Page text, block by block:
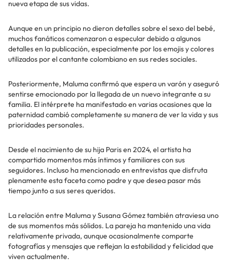
nueva etapa de sus vidas.
Aunque en un principio no dieron detalles sobre el sexo del bebé,
muchos fanáticos comenzaron a especular debido a algunos
detalles en la publicación, especialmente por los emojis y colores
utilizados por el cantante colombiano en sus redes sociales.
Posteriormente, Maluma confirmó que espera un varón y aseguró
sentirse emocionado por la llegada de un nuevo integrante a su
familia. El intérprete ha manifestado en varias ocasiones que la
paternidad cambió completamente su manera de ver la vida y sus
prioridades personales.
Desde el nacimiento de su hija Paris en 2024, el artista ha
compartido momentos más íntimos y familiares con sus
seguidores. Incluso ha mencionado en entrevistas que disfruta
plenamente esta faceta como padre y que desea pasar más
tiempo junto a sus seres queridos.
La relación entre Maluma y Susana Gómez también atraviesa uno
de sus momentos más sólidos. La pareja ha mantenido una vida
relativamente privada, aunque ocasionalmente comparte
fotografías y mensajes que reflejan la estabilidad y felicidad que
viven actualmente.